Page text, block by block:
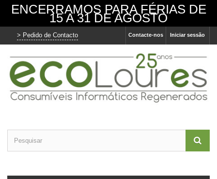
ENCERRAMOS PARA FÉRIAS DE
15 A 31 DE AGOSTO
Iniciar sessão
Contacte-nos
> Pedido de Contacto